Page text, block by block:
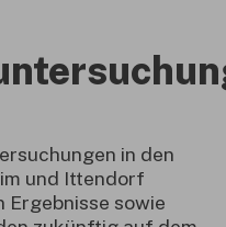
in den
und Ittendorf
sowie